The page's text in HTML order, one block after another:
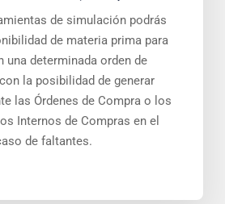
de simulación podrás
de materia prima para
una determinada orden de
la posibilidad de generar
las Órdenes de Compra o los
Internos de Compras en el
de faltantes.